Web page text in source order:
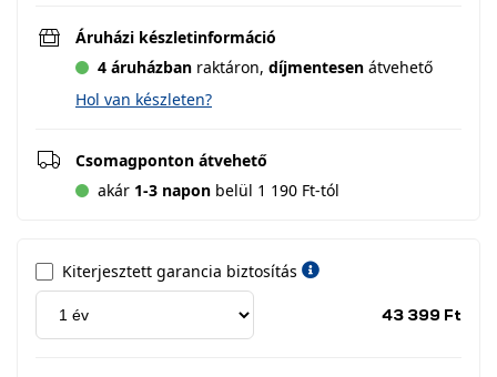
Áruházi készletinformáció
4 áruházban raktáron, díjmentesen átvehető
Hol van készleten?
Csomagponton átvehető
akár 1-3 napon belül 1 190 Ft-tól
Kiterjesztett garancia biztosítás
43 399 Ft